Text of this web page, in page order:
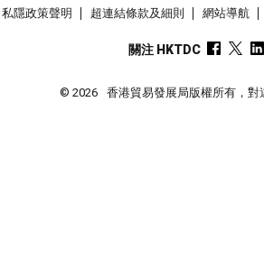
私隱政策聲明 超連結條款及細則 網站導航
關注 HKTDC
© 2026 香港貿易發展局版權所有，對